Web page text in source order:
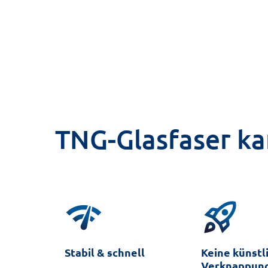
TNG-Glasfaser
rocket_launch
Keine künstliche
100 %